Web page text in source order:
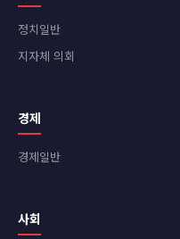
정치일반
지자체 의회
경제
경제일반
사회